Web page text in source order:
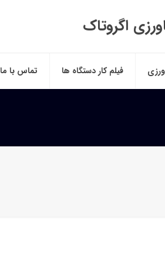
اگروتاک
فیلم کار دستگاه ها تماس با ما